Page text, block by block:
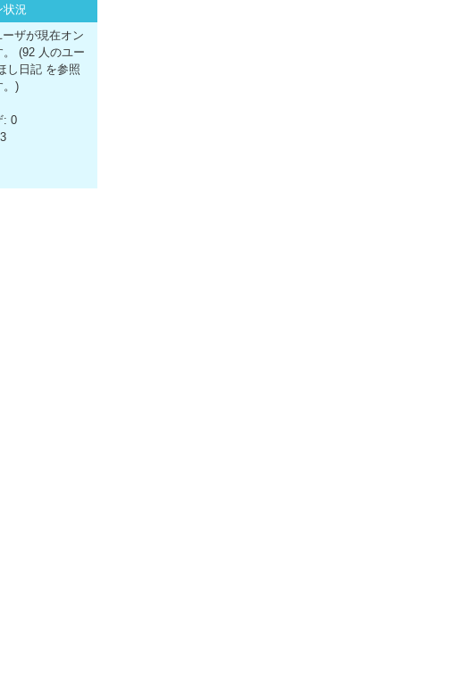
状況
ザが現在オン
。 (92 人のユー
し日記 を参照
。)
: 0